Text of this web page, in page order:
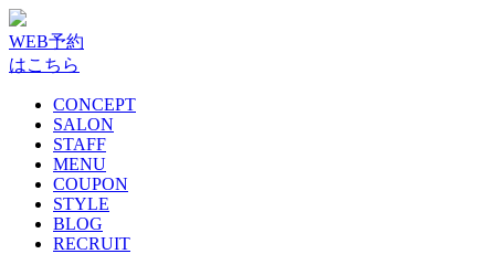
WEB予約
はこちら
CONCEPT
SALON
STAFF
MENU
COUPON
STYLE
BLOG
RECRUIT